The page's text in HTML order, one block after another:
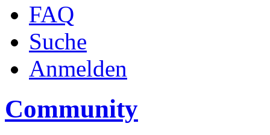
FAQ
Suche
Anmelden
Community